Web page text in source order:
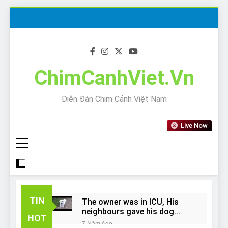
ChimCanhViet.Vn
Diễn Đàn Chim Cảnh Việt Nam
Live Now
TIN
HOT
The owner was in ICU, His
neighbours gave his dog
away!
7 Năm Ago